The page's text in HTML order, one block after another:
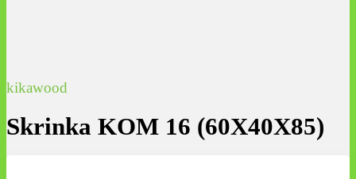
kikawood
Skrinka KOM 16 (60X40X85)